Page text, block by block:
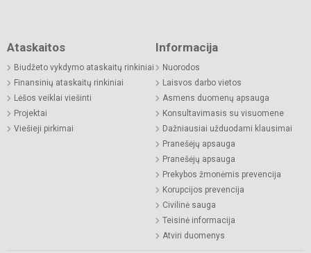
Ataskaitos
Biudžeto vykdymo ataskaitų rinkiniai
Finansinių ataskaitų rinkiniai
Lėšos veiklai viešinti
Projektai
Viešieji pirkimai
Informacija
Nuorodos
Laisvos darbo vietos
Asmens duomenų apsauga
Konsultavimasis su visuomene
Dažniausiai užduodami klausimai
Pranešėjų apsauga
Pranešėjų apsauga
Prekybos žmonėmis prevencija
Korupcijos prevencija
Civilinė sauga
Teisinė informacija
Atviri duomenys